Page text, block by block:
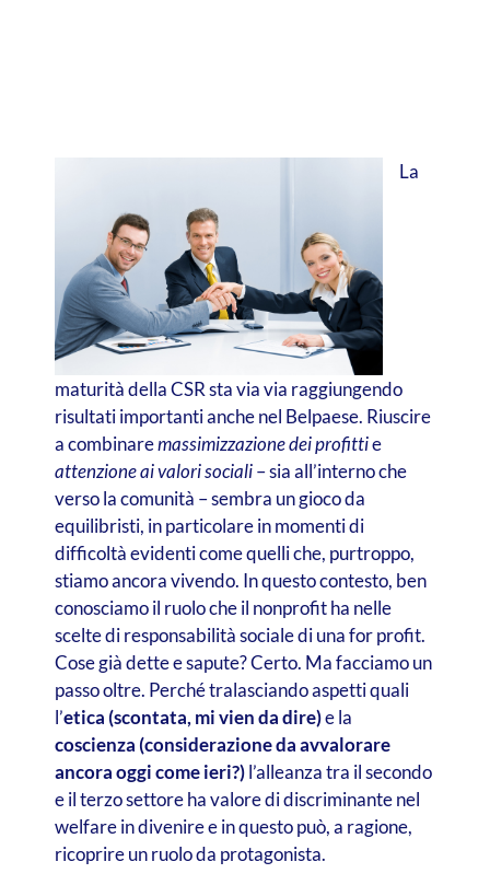
La
maturità della CSR sta via via raggiungendo
risultati importanti anche nel Belpaese. Riuscire
a combinaremassimizzazione dei profittie
attenzione ai valori sociali– sia all’interno che
verso la comunità – sembra un gioco da
equilibristi, in particolare in momenti di
difficoltà evidenti come quelli che, purtroppo,
stiamo ancora vivendo. In questo contesto, ben
conosciamo il ruolo che il nonprofit ha nelle
scelte di responsabilità sociale di una for profit.
Cose già dette e sapute? Certo. Ma facciamo un
passo oltre. Perché tralasciando aspetti quali
l’etica (scontata, mi vien da dire)e la
coscienza (considerazione da avvalorare
ancora oggi come ieri?)l’alleanza tra il secondo
e il terzo settore ha valore di discriminante nel
welfare in divenire e in questo può, a ragione,
ricoprire un ruolo da protagonista.